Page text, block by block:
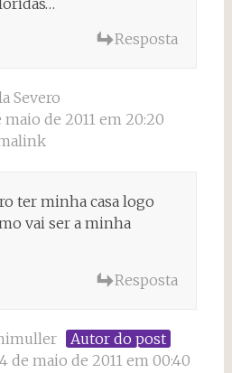
Resposta
Severo
maio de 2011 em 20:20
ter minha casa logo
vai ser a minha
Resposta
Autor do post
de maio de 2011 em 00:40